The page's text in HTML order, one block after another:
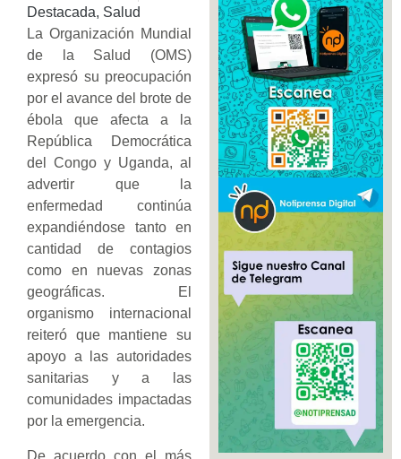
Destacada, Salud
La Organización Mundial
de la Salud (OMS)
expresó su preocupación
por el avance del brote de
ébola que afecta a la
República Democrática
del Congo y Uganda, al
advertir que la
enfermedad continúa
expandiéndose tanto en
cantidad de contagios
como en nuevas zonas
geográficas. El
organismo internacional
reiteró que mantiene su
apoyo a las autoridades
sanitarias y a las
comunidades impactadas
por la emergencia.
De acuerdo con el más